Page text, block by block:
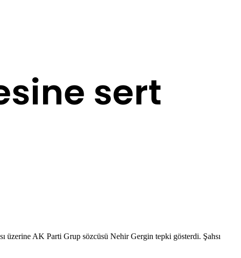
sert
AK Parti Grup sözcüsü Nehir Gergin tepki gösterdi. Şahsı